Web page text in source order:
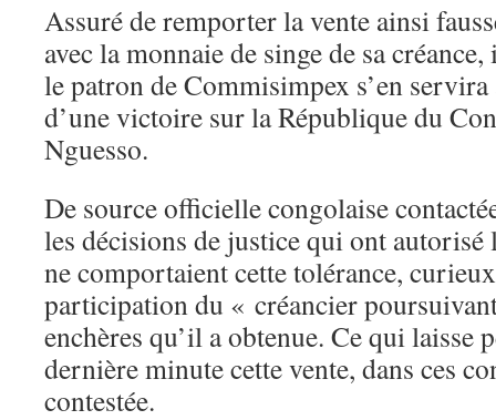
Assuré de remporter la vente ainsi
avec la monnaie de singe de sa
le patron de Commisimpex s’en
d’une victoire sur la République du
Nguesso.
De source officielle congolaise
les décisions de justice qui ont autorisé
ne comportaient cette tolérance,
participation du « créancier
enchères qu’il a obtenue. Ce qui laisse
dernière minute cette vente, dans ces
contestée.